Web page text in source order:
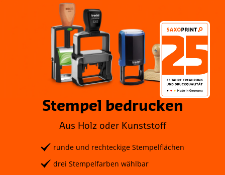
Stempel bedrucken
Aus Holz oder Kunststoff
runde und rechteckige Stempelflächen
drei Stempelfarben wählbar